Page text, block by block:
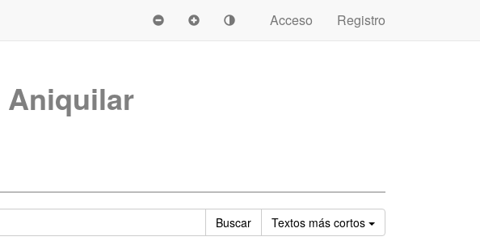
Acceso
Registro
Aniquilar
Buscar Textos más cortos Ordenar